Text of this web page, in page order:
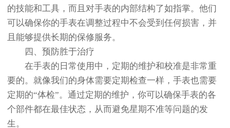
的技能和工具，而且对手表的内部结构了如指掌。他们
可以确保你的手表在调整过程中不会受到任何损害，并
且能够提供长期的保修服务。
四、预防胜于治疗
在手表的日常使用中，定期的维护和校准是非常重
要的。就像我们的身体需要定期检查一样，手表也需要
定期的“体检”。通过定期的维护，你可以确保手表的各
个部件都在最佳状态，从而避免星期不准等问题的发
生。